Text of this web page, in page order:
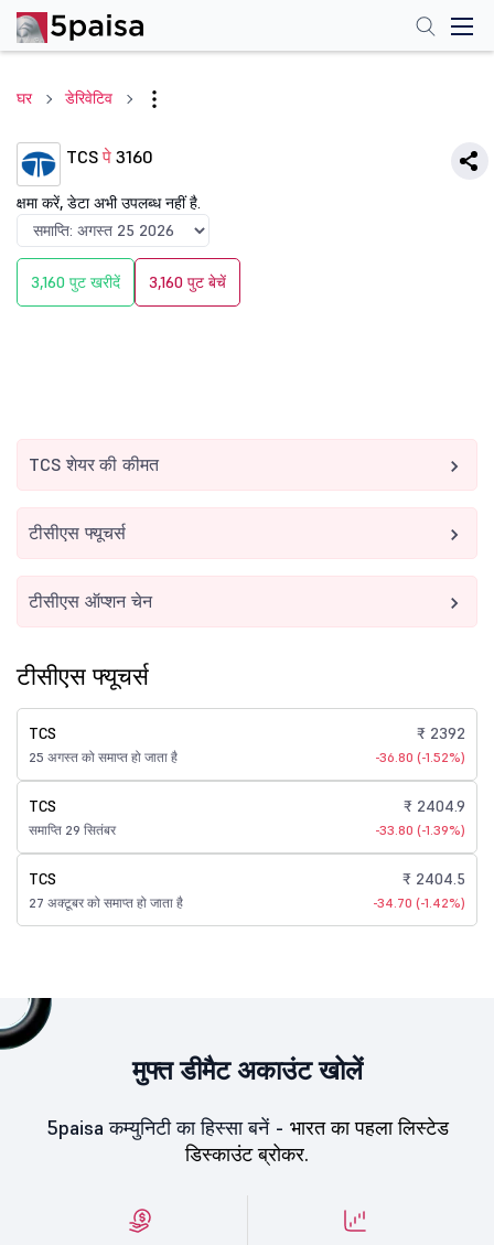
घर डेरिवेटिव
TCSपे 3160
क्षमा करें, डेटा अभी उपलब्ध नहीं है.
3,160 पुट खरीदें 3,160 पुट बेचें
TCS शेयर की कीमत
टीसीएस फ्यूचर्स
टीसीएस ऑप्शन चेन
टीसीएस फ्यूचर्स
TCS
25 अगस्त को समाप्त हो जाता है
₹ 2392
-36.80 (-1.52%)
TCS
समाप्ति 29 सितंबर
₹ 2404.9
-33.80 (-1.39%)
TCS
27 अक्टूबर को समाप्त हो जाता है
₹ 2404.5
-34.70 (-1.42%)
मुफ्त डीमैट अकाउंट खोलें
5paisa कम्युनिटी का हिस्सा बनें - भारत का पहला लिस्टेड
डिस्काउंट ब्रोकर.